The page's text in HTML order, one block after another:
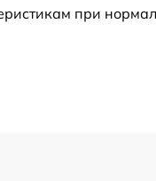
при